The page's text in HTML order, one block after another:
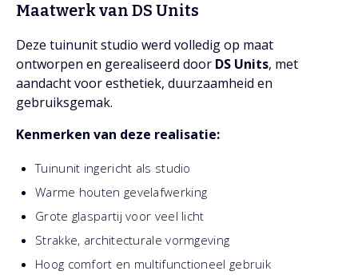
Maatwerk van DS Units
Deze tuinunit studio werd volledig op maat
ontworpen en gerealiseerd door DS Units, met
aandacht voor esthetiek, duurzaamheid en
gebruiksgemak.
Kenmerken van deze realisatie:
Tuinunit ingericht als studio
Warme houten gevelafwerking
Grote glaspartij voor veel licht
Strakke, architecturale vormgeving
Hoog comfort en multifunctioneel gebruik